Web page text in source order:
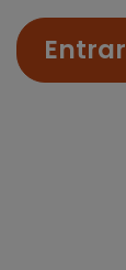
Entrar